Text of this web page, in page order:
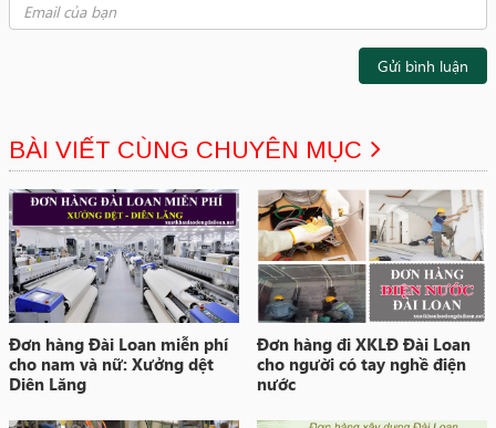
Gửi bình luận
BÀI VIẾT CÙNG CHUYÊN MỤC
Đơn hàng Đài Loan miễn phí
cho nam và nữ: Xưởng dệt
Diên Lăng
Đơn hàng đi XKLĐ Đài Loan
cho người có tay nghề điện
nước